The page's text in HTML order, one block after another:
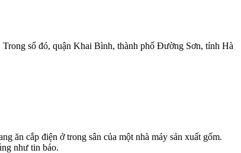
số đó, quận Khai Bình, thành phố Đường Sơn, tỉnh Hà
ăn cắp điện ở trong sân của một nhà máy sản xuất gốm.
như tin báo.